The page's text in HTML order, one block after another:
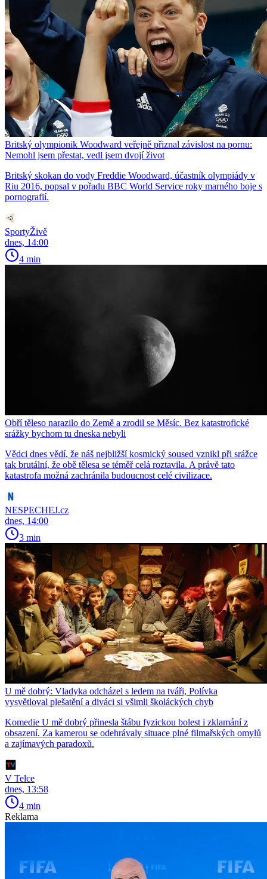
Britský olympionik Woodward veřejně přiznal závislost na pornu:
Nemohl jsem přestat, vedl jsem dvojí život
Britský skokan do vody Freddie Woodward, účastník olympiády v
Riu 2016, popsal v pořadu BBC World Service roky marného boje s
pornografií.
SportyŽivě
dnes, 14:00
4 min
Obří těleso narazilo do Země a zrodil se Měsíc. Bez katastrofické
srážky bychom tu dneska nebyli
Vědci dnes vědí, že náš nejbližší kosmický soused vznikl při srážce
tak brutální, že obě tělesa se téměř celá roztavila. A právě tato
katastrofa možná zachránila budoucnost celé civilizace.
NESPECHEJ.cz
dnes, 14:00
3 min
U mě dobrý: Vladyka odcházel s ledem na tváři, Polívka
vysvětloval plešatění a diváci si všimli školáckých chyb
Komedie U mě dobrý přinesla štábu fyzickou bolest i zklamání z
obsazení. Za kamerou se odehrávaly situace plné filmařských omylů
a zajímavých paradoxů.
V Telce
dnes, 13:58
4 min
Reklama